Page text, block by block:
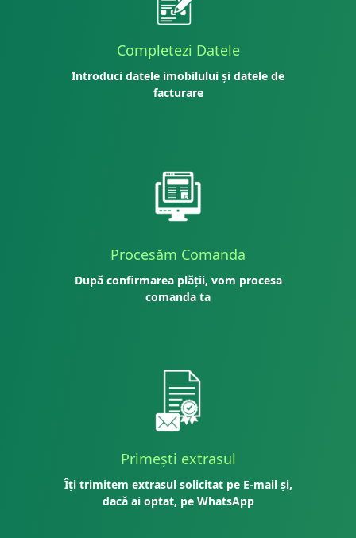
Completezi Datele
Introduci datele imobilului și datele de
facturare
Procesăm Comanda
După confirmarea plății, vom procesa
comanda ta
Primești extrasul
Îți trimitem extrasul solicitat pe E-mail și,
dacă ai optat, pe WhatsApp